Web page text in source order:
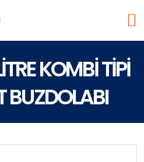
KOMBİ TİPİ
BUZDOLABI